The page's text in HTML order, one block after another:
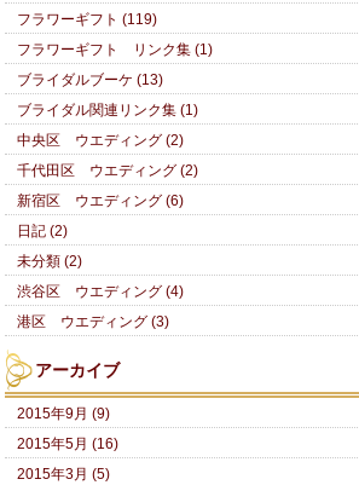
フラワーギフト (119)
フラワーギフト リンク集 (1)
ブライダルブーケ (13)
ブライダル関連リンク集 (1)
中央区 ウエディング (2)
千代田区 ウエディング (2)
新宿区 ウエディング (6)
日記 (2)
未分類 (2)
渋谷区 ウエディング (4)
港区 ウエディング (3)
アーカイブ
2015年9月 (9)
2015年5月 (16)
2015年3月 (5)